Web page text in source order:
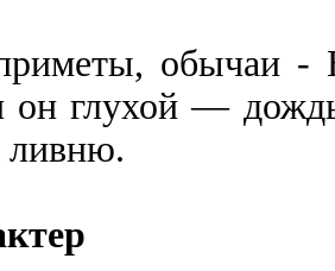
обычаи -
он глухой —